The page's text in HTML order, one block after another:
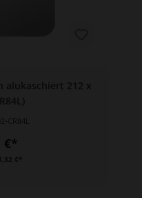
alukaschiert 212 x
CR84L
€*
3,32 €*